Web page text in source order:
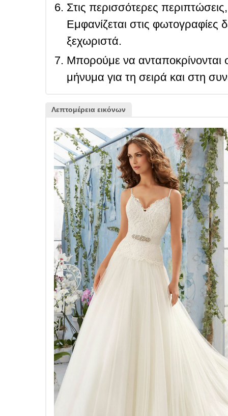
Στις περισσότερες
Εμφανίζεται στις φωτογραφίες
ξεχωριστά.
Μπορούμε να ανταποκρίνονται
μήνυμα για τη σειρά και στη
Λεπτομέρεια εικόνων